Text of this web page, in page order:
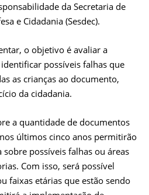
da Secretaria de
e Cidadania (Sesdec).
o objetivo é avaliar a
possíveis falhas que
as crianças ao documento,
da cidadania.
a quantidade de documentos
últimos cinco anos permitirão
possíveis falhas ou áreas
Com isso, será possível
faixas etárias que estão sendo